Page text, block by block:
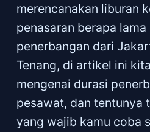
merencanakan liburan
penasaran berapa
penerbangan dari
Tenang, di artikel ini
mengenai durasi
pesawat, dan tentunya
yang wajib kamu coba